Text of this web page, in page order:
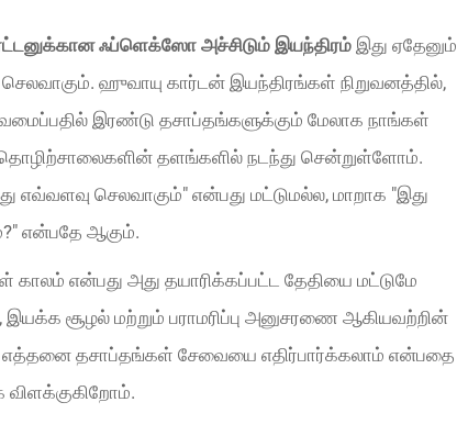
ஃப்ளெக்ஸோ அச்சிடும் இயந்திரம் இது ஏதேனும்
ஹுவாயு கார்டன் இயந்திரங்கள் நிறுவனத்தில்,
இரண்டு தசாப்தங்களுக்கும் மேலாக நாங்கள்
தொழிற்சாலைகளின் தளங்களில் நடந்து சென்றுள்ளோம்.
எவ்வளவு செலவாகும்" என்பது மட்டுமல்ல, மாறாக "இது
என்பதே ஆகும்.
என்பது அது தயாரிக்கப்பட்ட தேதியை மட்டுமே
சூழல் மற்றும் பராமரிப்பு அனுசரணை ஆகியவற்றின்
எத்தனை தசாப்தங்கள் சேவையை எதிர்பார்க்கலாம் என்பதை
விளக்குகிறோம்.